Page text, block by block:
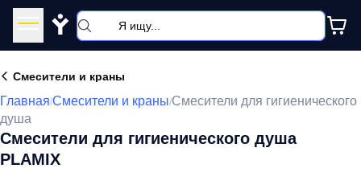
Y
Смесители и краны
Главная/Смесители и краны/Смесители для гигиенического
душа
Смесители для гигиенического душа
PLAMIX